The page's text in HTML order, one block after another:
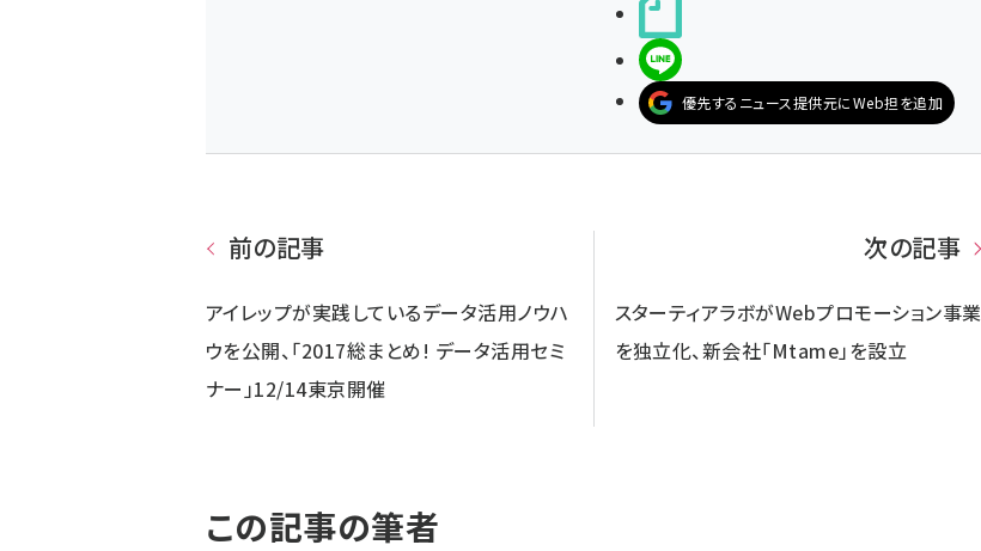
LINEで送る
優先するニュース提供元にWeb担を追加
前の記事
アイレップが実践しているデータ活用ノウハ
ウを公開、「2017総まとめ! データ活用セミ
ナー」12/14東京開催
次の記事
スターティアラボがWebプロモーション事業
を独立化、新会社「Mtame」を設立
この記事の筆者